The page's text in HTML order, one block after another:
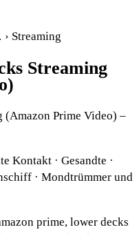
Streaming
Streaming
(Amazon Prime Video) –
Kontakt · Gesandte ·
· Mondtrümmer und
prime, lower decks